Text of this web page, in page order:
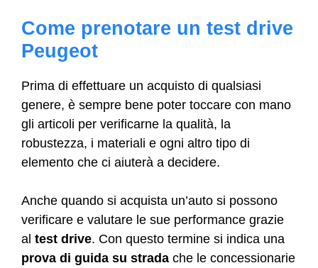
Come prenotare un test drive
Peugeot
Prima di effettuare un acquisto di qualsiasi
genere, è sempre bene poter toccare con mano
gli articoli per verificarne la qualità, la
robustezza, i materiali e ogni altro tipo di
elemento che ci aiuterà a decidere.
Anche quando si acquista un’auto si possono
verificare e valutare le sue performance grazie
al test drive. Con questo termine si indica una
prova di guida su strada che le concessionarie